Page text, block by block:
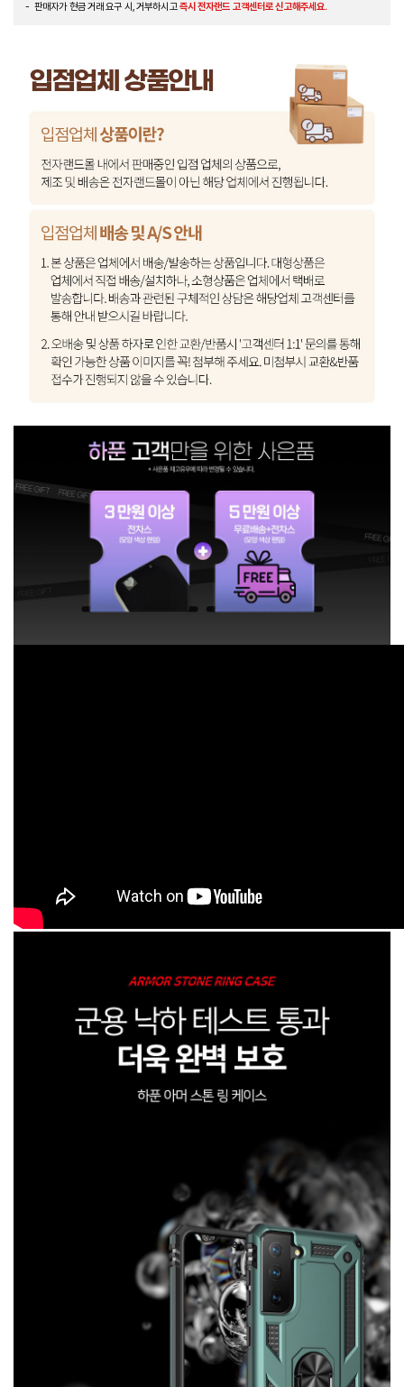
판매자가 현금 거래 요구 시, 거부하시고즉시 전자랜드 고객센터로 신고해주세요.